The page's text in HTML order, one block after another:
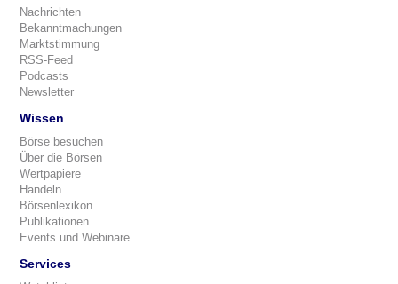
Nachrichten
Bekanntmachungen
Marktstimmung
RSS-Feed
Podcasts
Newsletter
Wissen
Börse besuchen
Über die Börsen
Wertpapiere
Handeln
Börsenlexikon
Publikationen
Events und Webinare
Services